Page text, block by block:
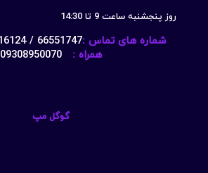
روز پنجشنبه ساعت 9 تا 14:30
شماره های تماس :66551747 / 02166516124
همراه :
09308950070
گوگل مپ